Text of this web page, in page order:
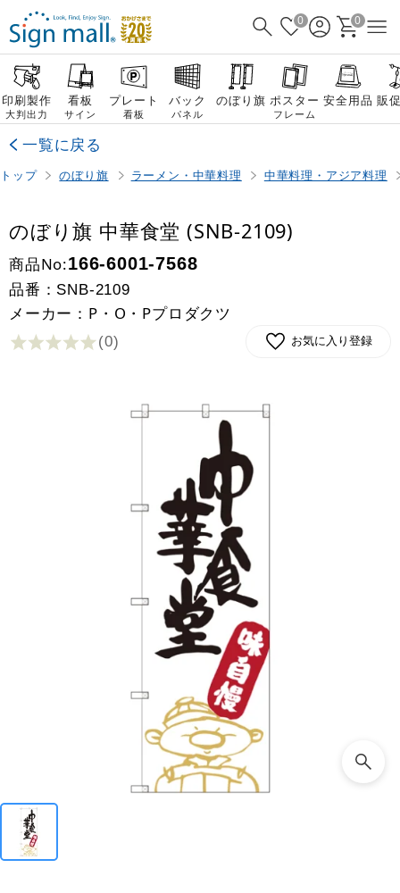
0 0
印刷製作
大判出力
看板
サイン
プレート
看板
バック
パネル
のぼり旗 ポスター
フレーム
安全用品 販
一覧に戻る
トップ のぼり旗 ラーメン・中華料理 中華料理・アジア料理
のぼり旗 中華食堂 (SNB-2109)
商品No:166-6001-7568
品番： SNB-2109
メーカー：P・O・Pプロダクツ
(0) お気に入り登録